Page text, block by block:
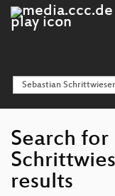
Search for
results